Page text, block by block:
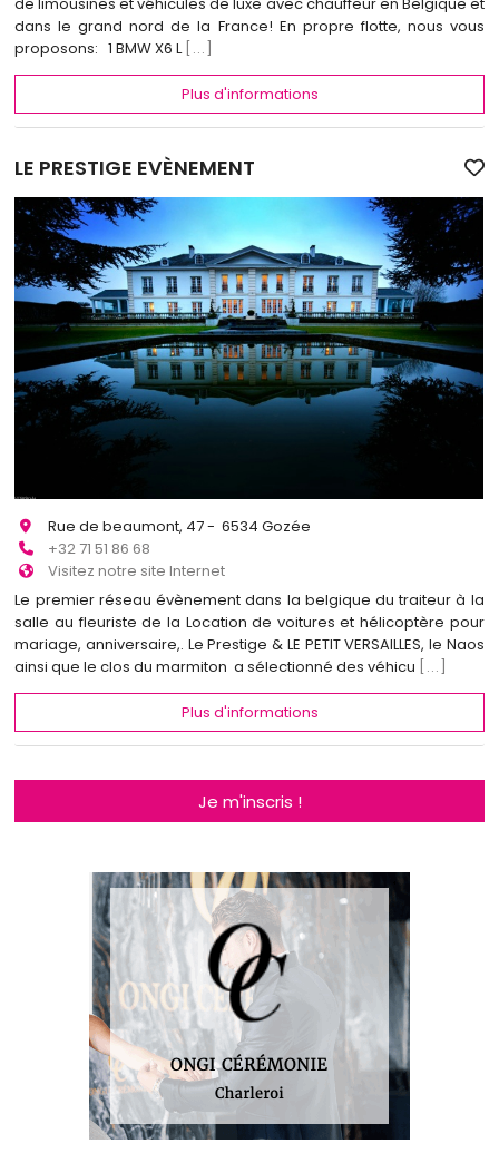
de limousines et véhicules de luxe avec chauffeur en Belgique et
dans le grand nord de la France! En propre flotte, nous vous
proposons: 1 BMW X6 L [...]
Plus d'informations
LE PRESTIGE EVÈNEMENT
Rue de beaumont, 47 - 6534 Gozée
+32 71 51 86 68
Visitez notre site Internet
Le premier réseau évènement dans la belgique du traiteur à la
salle au fleuriste de la Location de voitures et hélicoptère pour
mariage, anniversaire,. Le Prestige & LE PETIT VERSAILLES, le Naos
ainsi que le clos du marmiton a sélectionné des véhicu
[...]
Plus d'informations
Je m'inscris !